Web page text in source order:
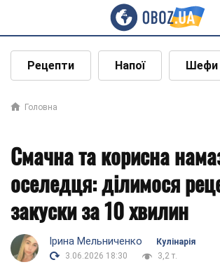
Рецепти Напої Шефи
Головна
Смачна та корисна
оселедця: ділимося
закуски за 10 хвилин
Ірина Мельниченко
Кулінарія
3.06.2026 18:30
3,2 т.